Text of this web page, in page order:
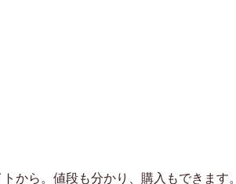
から。値段も分かり、購入もできます。